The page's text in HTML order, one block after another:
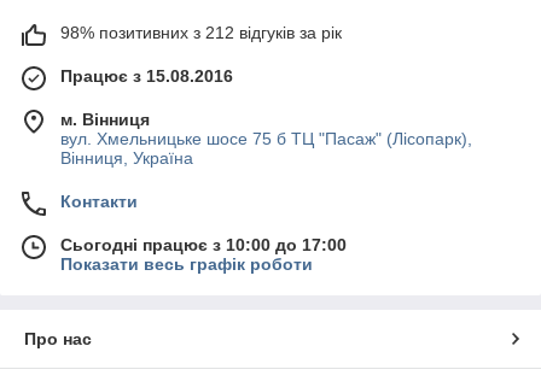
98% позитивних з 212 відгуків за рік
Працює з 15.08.2016
м. Вінниця
вул. Хмельницьке шосе 75 б ТЦ "Пасаж" (Лісопарк),
Вінниця, Україна
Контакти
Сьогодні працює з 10:00 до 17:00
Показати весь графік роботи
Про нас